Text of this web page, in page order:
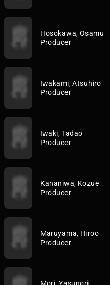
Hosokawa, Osamu
Producer
Iwakami, Atsuhiro
Producer
Iwaki, Tadao
Producer
Kananiwa, Kozue
Producer
Maruyama, Hiroo
Producer